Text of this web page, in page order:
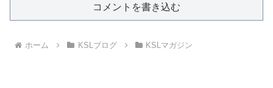
コメントを書き込む
ホーム KSLブログ KSLマガジン